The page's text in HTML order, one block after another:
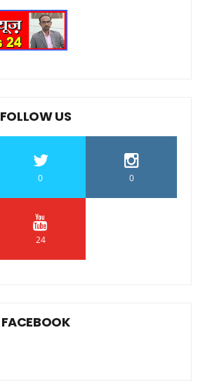
FOLLOW US
0 0
24
FACEBOOK